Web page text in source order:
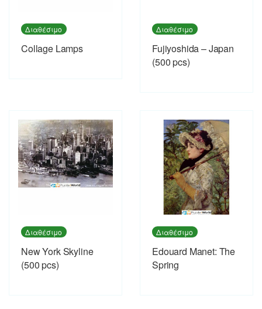
Διαθέσιμο
Collage Lamps
Διαθέσιμο
Fujiyoshida – Japan
(500 pcs)
Διαθέσιμο
New York Skyline
(500 pcs)
Διαθέσιμο
Εdouard Manet: The
Spring